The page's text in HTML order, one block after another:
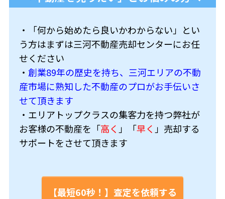
・「何から始めたら良いかわからない」とい
う方はまずは三河不動産売却センターにお任
せください
・ 創業89年の歴史を持ち、三河エリアの不動
産市場に熟知した不動産のプロがお手伝いさ
せて頂きます
・エリアトップクラスの集客力を持つ弊社が
お客様の不動産を「高く 」「早く 」売却する
サポートをさせて頂きます
【最短60秒！】査定を依頼する